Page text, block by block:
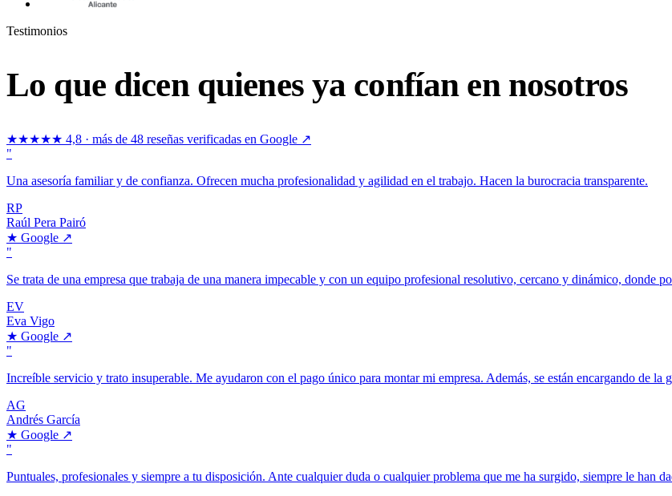
Testimonios
Lo que dicen quienes ya confían en nosotros
★★★★★ 4,8 · más de 48 reseñas verificadas en Google ↗
"
Una asesoría familiar y de confianza. Ofrecen mucha profesionalidad y agilidad en el trabajo. Hacen la burocracia transparente.
RP
Raúl Pera Pairó
★ Google ↗
"
Se trata de una empresa que trabaja de una manera impecable y con un equipo profesional resolutivo, cercano y dinámico, donde
EV
Eva Vigo
★ Google ↗
"
Increíble servicio y trato insuperable. Me ayudaron con el pago único para montar mi empresa. Además, se están encargando de
AG
Andrés García
★ Google ↗
"
Puntuales, profesionales y siempre a tu disposición. Ante cualquier duda o cualquier problema que me ha surgido, siempre le han